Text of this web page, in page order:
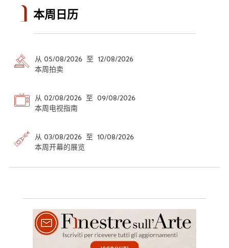
本周日历
从 05/08/2026 至 12/08/2026
本周拍卖
从 02/08/2026 至 09/08/2026
本周电视指南
从 03/08/2026 至 10/08/2026
本周开幕的展览